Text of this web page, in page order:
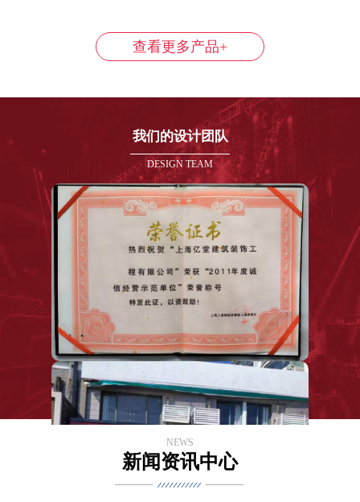
查看更多产品+
我们的设计团队
DESIGN TEAM
NEWS
新闻资讯中心